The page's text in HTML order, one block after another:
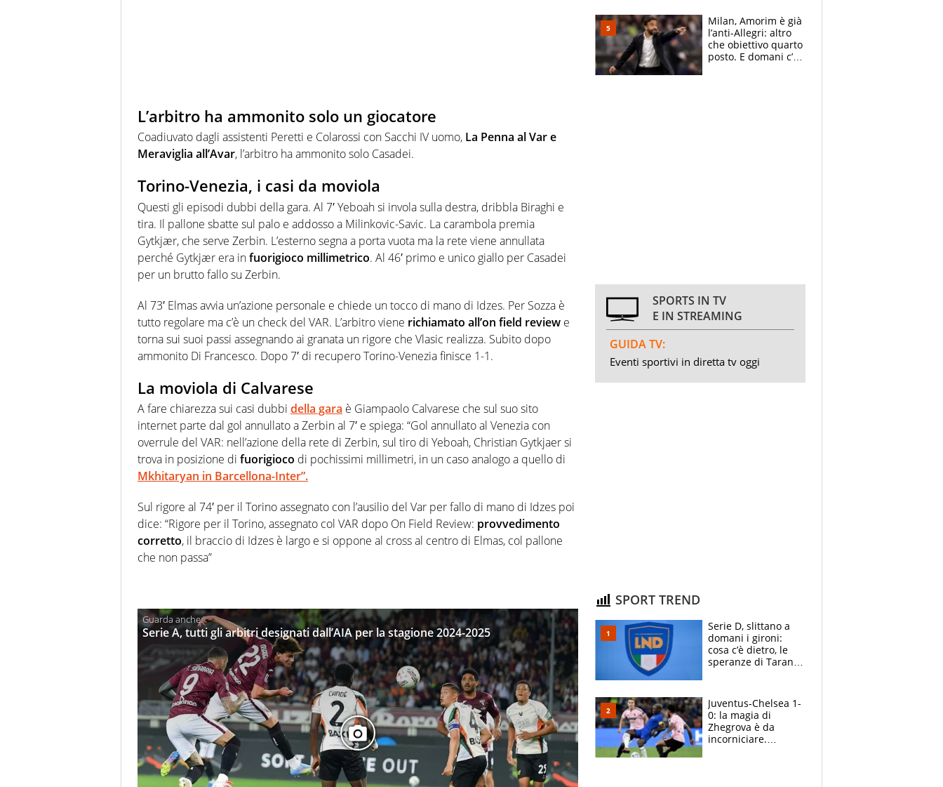
L’arbitro ha ammonito solo un giocatore
Coadiuvato dagli assistenti Peretti e Colarossi con Sacchi IV uomo, La Penna al Var e
Meraviglia all’Avar, l’arbitro ha ammonito solo Casadei.
Torino-Venezia, i casi da moviola
Questi gli episodi dubbi della gara. Al 7′ Yeboah si invola sulla destra, dribbla Biraghi e
tira. Il pallone sbatte sul palo e addosso a Milinkovic-Savic. La carambola premia
Gytkjær, che serve Zerbin. L’esterno segna a porta vuota ma la rete viene annullata
perché Gytkjær era infuorigioco millimetrico. Al 46′ primo e unico giallo per Casadei
per un brutto fallo su Zerbin.
Al 73′ Elmas avvia un’azione personale e chiede un tocco di mano di Idzes. Per Sozza è
tutto regolare ma c’è un check del VAR. L’arbitro viene richiamato all’on field review e
torna sui suoi passi assegnando ai granata un rigore che Vlasic realizza. Subito dopo
ammonito Di Francesco. Dopo 7′ di recupero Torino-Venezia finisce 1-1.
La moviola di Calvarese
A fare chiarezza sui casi dubbi della gara è Giampaolo Calvarese che sul suo sito
internet parte dal gol annullato a Zerbin al 7′ e spiega: “Gol annullato al Venezia con
overrule del VAR: nell’azione della rete di Zerbin, sul tiro di Yeboah, Christian Gytkjaer si
trova in posizione di fuorigioco di pochissimi millimetri, in un caso analogo a quello di
Mkhitaryan in Barcellona-Inter”.
Sul rigore al 74′ per il Torino assegnato con l’ausilio del Var per fallo di mano di Idzes poi
dice: “Rigore per il Torino, assegnato col VAR dopo On Field Review: provvedimento
corretto, il braccio di Idzes è largo e si oppone al cross al centro di Elmas, col pallone
che non passa”
Serie A, tutti gli arbitri designati dall’AIA per la stagione 2024-2025
Milan, Amorim è già
l’anti-Allegri: altro
che obiettivo quarto
posto. E domani c’è
SPORTS IN TV
E IN STREAMING
GUIDA TV:
Eventi sportivi in diretta tv oggi
SPORT TREND
Serie D, slittano a
domani i gironi:
cosa c’è dietro, le
speranze di Taranto
Juventus-Chelsea 1-
0: la magia di
Zhegrova è da
incorniciare.